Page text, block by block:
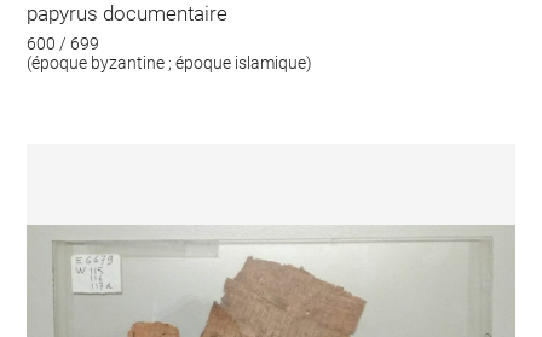
papyrus documentaire
600 / 699
(époque byzantine ; époque islamique)